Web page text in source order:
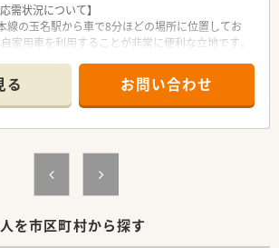
需状況について】
線の玉名駅から車で8分ほどの場所に位置してお
自家用車を利用することが非常に便利な立地です。
ら90枚ほど、薬剤師2名体制で対応しています。
ンビニエンスストアがあり、日々のちょっとしたお
時間にも利用しやすく非常に利便性の高い職場で
求める人物像について】
ービス向上のための欠員補充として、20代から30
りも人柄を重視した採用を行っており、教育体制
る お問い合わせ
を市区町村から探す